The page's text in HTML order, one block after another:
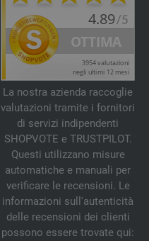
La nostra azienda raccoglie
valutazioni tramite i fornitori
di servizi indipendenti
SHOPVOTE e TRUSTPILOT.
Questi utilizzano misure
automatiche e manuali per
verificare le recensioni. Le
informazioni sull'autenticità
delle recensioni dei clienti
possono essere trovate qui: